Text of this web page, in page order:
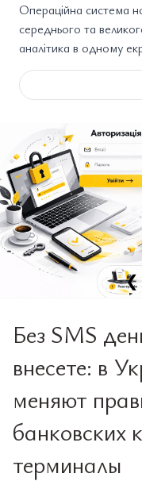
Операційна система
середнього та
аналітика в одному
❮
Без SMS
внесете: в
меняют
банковских
терминалы